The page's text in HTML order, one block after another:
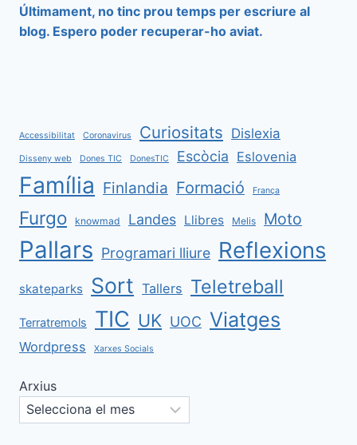
Últimament, no tinc prou temps per escriure al
blog. Espero poder recuperar-ho aviat.
Accessibilitat Coronavirus Curiositats Dislexia
Disseny web Dones TIC DonesTIC Escòcia Eslovenia
Família Finlandia Formació França
Furgo knowmad Landes Llibres Melis Moto
Pallars Programari lliure Reflexions
skateparks Sort Tallers Teletreball
Terratremols TIC UK UOC Viatges
Wordpress Xarxes Socials
Arxius